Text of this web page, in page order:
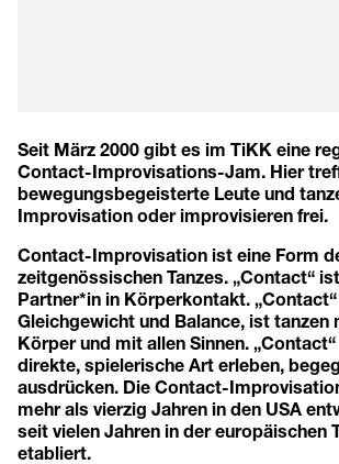
Seit März 2000 gibt es im TiKK eine
Contact-Improvisations-Jam. Hier
bewegungsbegeisterte Leute und
Improvisation oder improvisieren frei.
Contact-Improvisation ist eine Form
zeitgenössischen Tanzes. „Contact“
Partner*in in Körperkontakt.
Gleichgewicht und Balance, ist tanzen
Körper und mit allen Sinnen.
direkte, spielerische Art erleben,
ausdrücken. Die Contact-
mehr als vierzig Jahren in den USA
seit vielen Jahren in der europäischen
etabliert.